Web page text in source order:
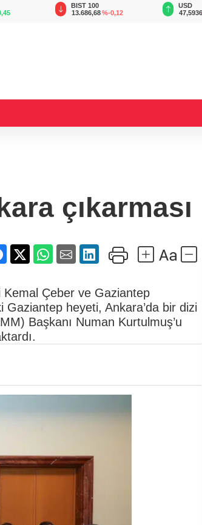
13.686,68
%-0,12
47,5936
çıkarması
Çeber ve Gaziantep
Gaziantep heyeti, Ankara’da bir dizi
Başkanı Numan Kurtulmuş’u